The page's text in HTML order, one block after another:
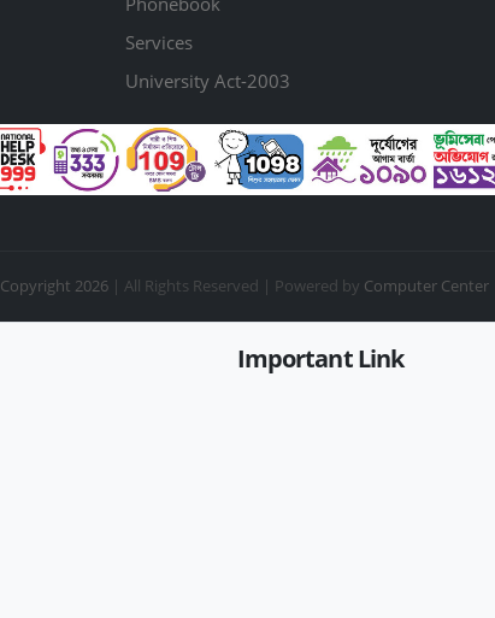
Services
University Act-2003
2026| All Rights Reserved | Powered by Computer Center
Important Link